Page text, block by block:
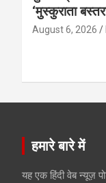
‘मुस्कुराता
August 6, 2026
हमारे बारे में
यह एक हिंदी वेब न्यूज़